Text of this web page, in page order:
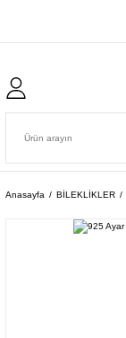
Anasayfa BİLEKLİKLER